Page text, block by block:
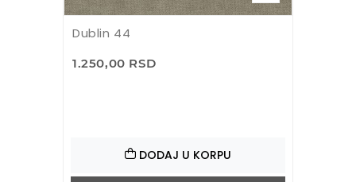
Dublin 44
1.250,00 RSD
DODAJ U KORPU